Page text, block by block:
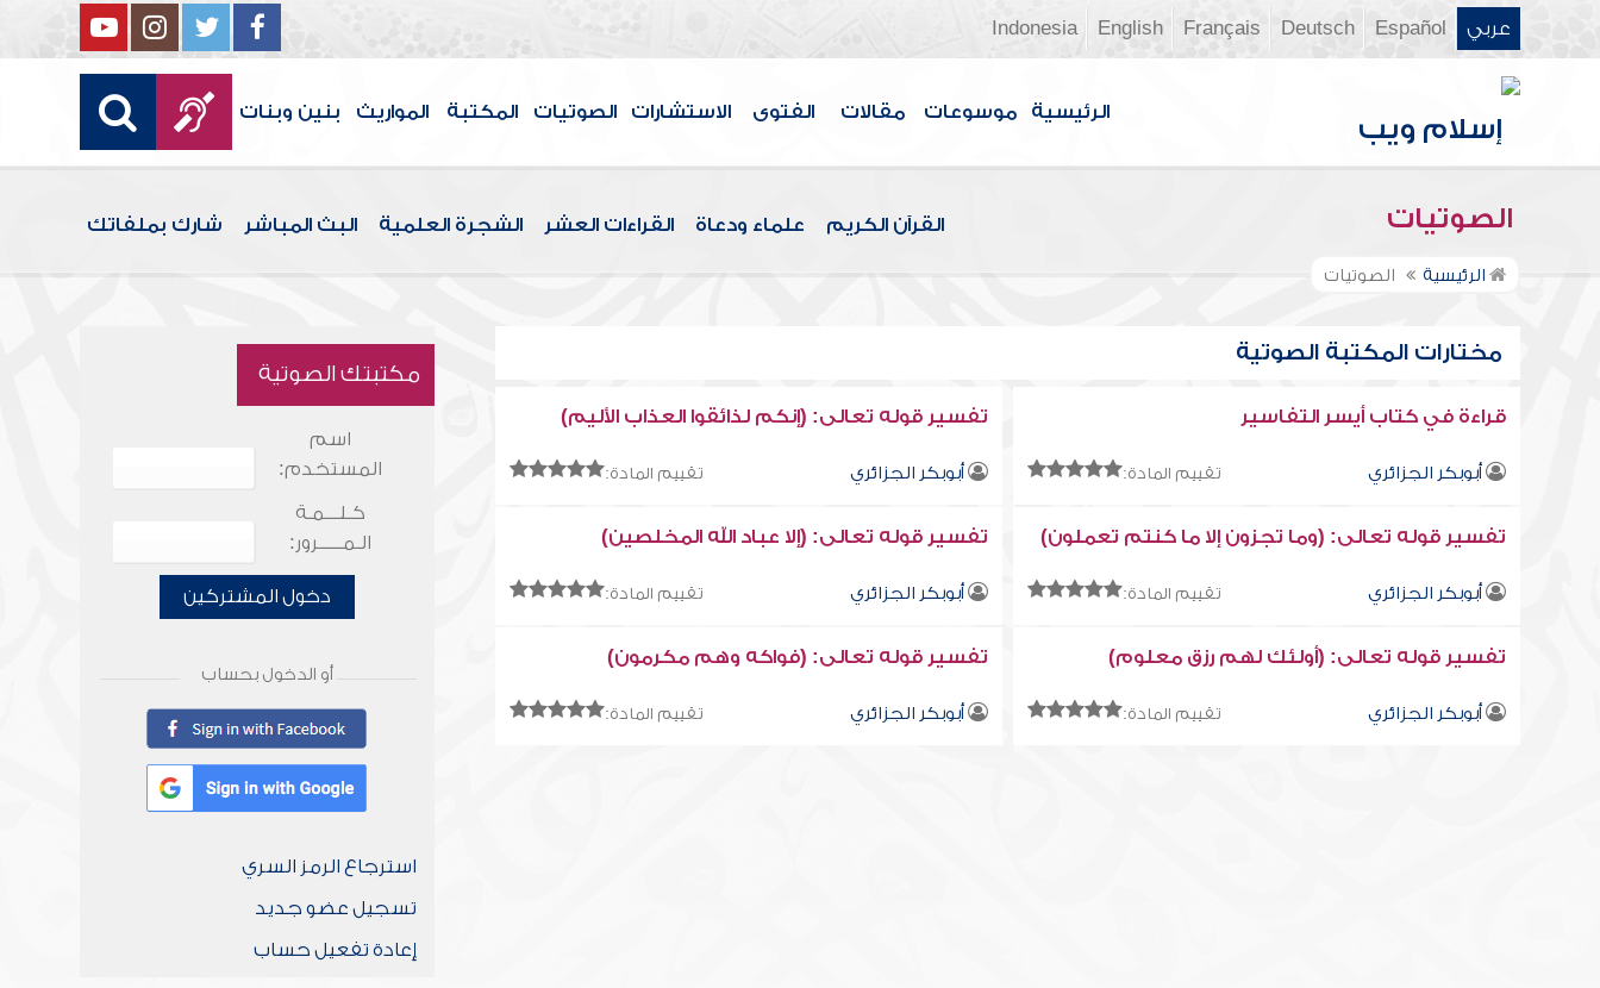
عربي Español
Deutsch
Français
English
Indonesia
الرئيسية موسوعات مقالات الفتوى الاستشارات الصوتيات المكتبة المواريث بنين وبنات
الصوتيات القرآن الكريم علماء ودعاة القراءات العشر الشجرة العلمية البث المباشر شارك بملفاتك
الرئيسية الصوتيات
مختارات المكتبة الصوتية
قراءة في كتاب أيسر التفاسير
أبوبكر الجزائري تقييم المادة:
تفسير قوله تعالى: (إنكم لذائقوا العذاب الأليم)
أبوبكر الجزائري تقييم المادة:
تفسير قوله تعالى: (وما تجزون إلا ما كنتم تعملون)
أبوبكر الجزائري تقييم المادة:
تفسير قوله تعالى: (إلا عباد الله المخلصين)
أبوبكر الجزائري تقييم المادة:
تفسير قوله تعالى: (أولئك لهم رزق معلوم)
أبوبكر الجزائري تقييم المادة:
تفسير قوله تعالى: (فواكه وهم مكرمون)
أبوبكر الجزائري تقييم المادة:
مكتبتك الصوتية
اسم
المستخدم:
كـلـــمـة
الـمـــــرور:
دخول المشتركين
أو الدخول بحساب
استرجاع الرمز السري
تسجيل عضو جديد
إعادة تفعيل حساب